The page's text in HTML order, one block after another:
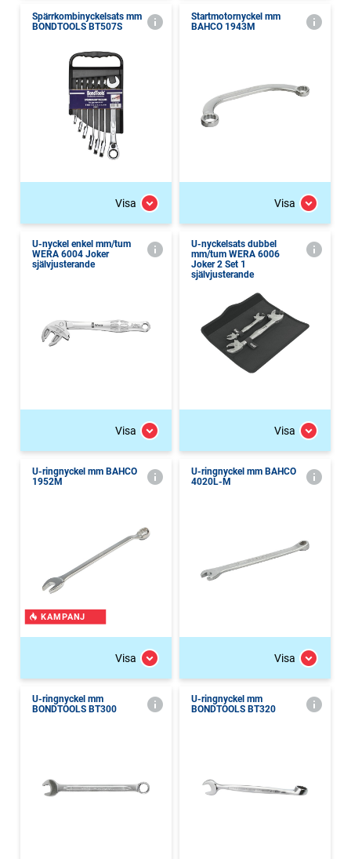
Spärrkombinyckelsats mm
BONDTOOLS BT507S
Visa
Startmotornyckel mm
BAHCO 1943M
Visa
U-nyckel enkel mm/tum
WERA 6004 Joker
självjusterande
Visa
U-nyckelsats dubbel
mm/tum WERA 6006
Joker 2 Set 1
självjusterande
Visa
U-ringnyckel mm BAHCO
1952M
KAMPANJ
Visa
U-ringnyckel mm BAHCO
4020L-M
Visa
U-ringnyckel mm
BONDTOOLS BT300
U-ringnyckel mm
BONDTOOLS BT320